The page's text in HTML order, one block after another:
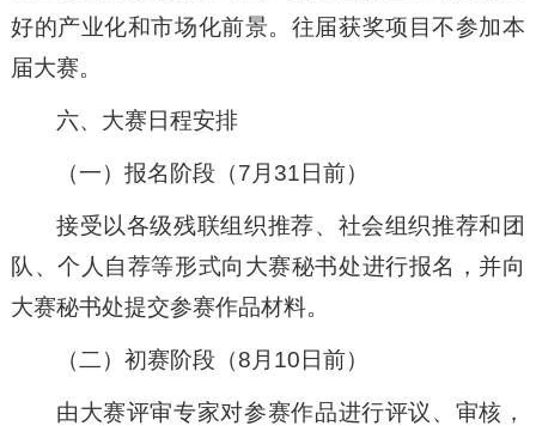
好的产业化和市场化前景。往届获奖项目不参加本
届大赛。
六、大赛日程安排
（一）报名阶段（7月31日前）
接受以各级残联组织推荐、社会组织推荐和团
队、个人自荐等形式向大赛秘书处进行报名，并向
大赛秘书处提交参赛作品材料。
（二）初赛阶段（8月10日前）
由大赛评审专家对参赛作品进行评议、审核，